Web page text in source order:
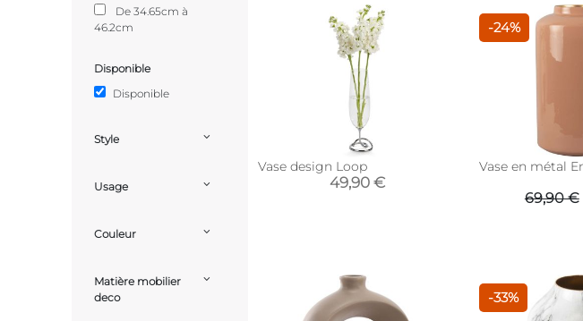
De 34.65cm à
46.2cm
Disponible
Disponible
Style
Usage
Couleur
Matière mobilier
deco
Vase design Loop
49,90 €
-24%
69,90 €
-33%